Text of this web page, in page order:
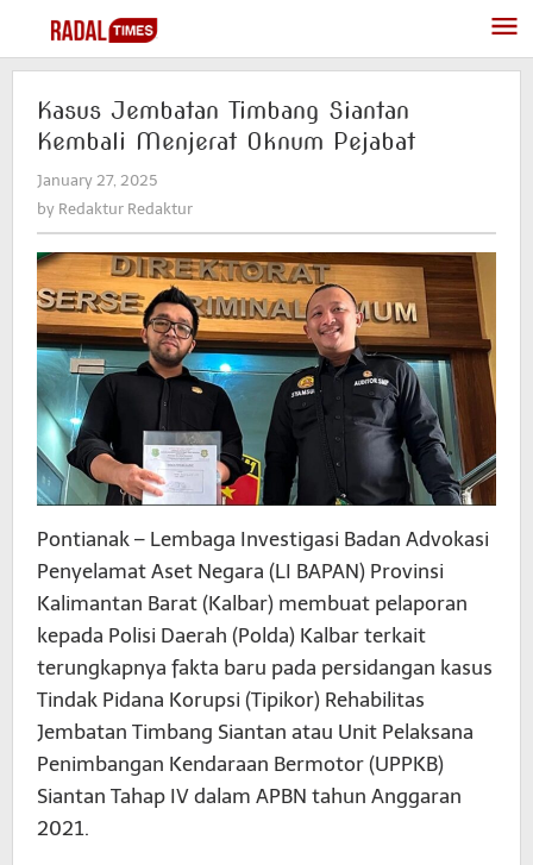
content
Kasus Jembatan Timbang Siantan
Kembali Menjerat Oknum Pejabat
January 27, 2025
Redaktur
by Redaktur Redaktur
Pontianak – Lembaga Investigasi Badan Advokasi
Penyelamat Aset Negara (LI BAPAN) Provinsi
Kalimantan Barat (Kalbar) membuat pelaporan
kepada Polisi Daerah (Polda) Kalbar terkait
terungkapnya fakta baru pada persidangan kasus
Tindak Pidana Korupsi (Tipikor) Rehabilitas
Jembatan Timbang Siantan atau Unit Pelaksana
Penimbangan Kendaraan Bermotor (UPPKB)
Siantan Tahap IV dalam APBN tahun Anggaran
2021.